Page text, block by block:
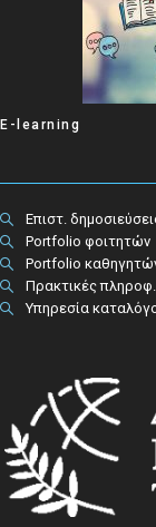
E-learning
Επιστ.
Portfolio φοιτητών
Portfolio
Πρακτικές πληροφ.​
Υπηρεσία